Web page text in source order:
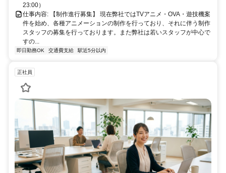
23:00）
仕事内容: 【制作進行募集】 現在弊社ではTVアニメ・OVA・遊技機案
件を始め、各種アニメーションの制作を行っており、それに伴う制作
スタッフの募集を行っております。また弊社は若いスタッフが中心で
すの...
即日勤務OK 交通費支給 駅近5分以内
正社員